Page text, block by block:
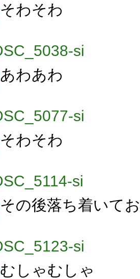
そわそわ
あわあわ
そわそわ
その後落ち着いて
むしゃむしゃ